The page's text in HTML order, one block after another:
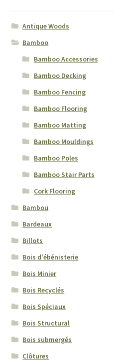
Antique Woods
Bamboo
Bamboo Accessories
Bamboo Decking
Bamboo Fencing
Bamboo Flooring
Bamboo Matting
Bamboo Mouldings
Bamboo Poles
Bamboo Stair Parts
Cork Flooring
Bambou
Bardeaux
Billots
Bois d'ébénisterie
Bois Minier
Bois Recyclés
Bois Spéciaux
Bois Structural
Bois submergés
Clôtures